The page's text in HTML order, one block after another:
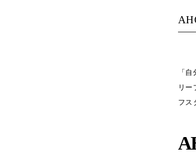
「
リー
フス